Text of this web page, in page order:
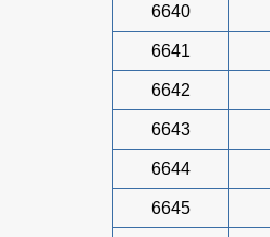
6640
6641
6642
6643
6644
6645